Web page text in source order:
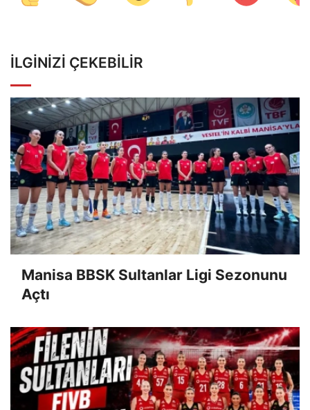
İLGINIZI ÇEKEBILIR
Manisa BBSK Sultanlar Ligi Sezonunu
Açtı